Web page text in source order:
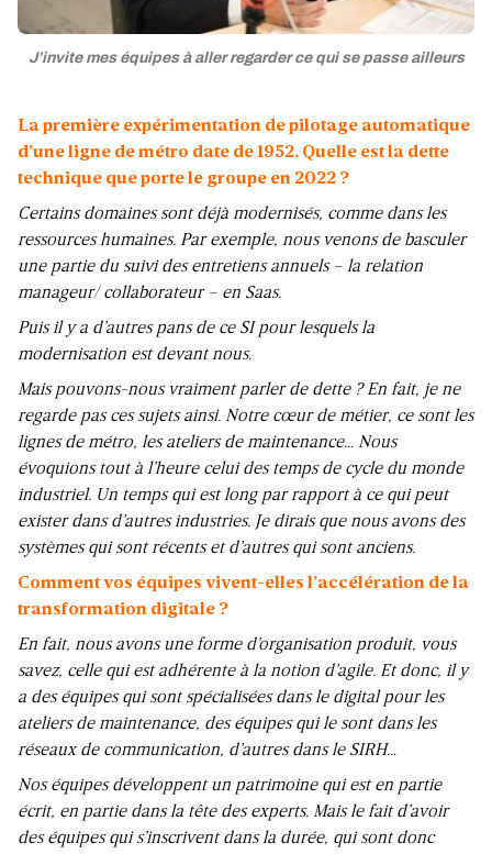
J’invite mes équipes à aller regarder ce qui se passe ailleurs
La première expérimentation de pilotage automatique
d’une ligne de métro date de 1952. Quelle est la dette
technique que porte le groupe en 2022 ?
Certains domaines sont déjà modernisés, comme dans les
ressources humaines. Par exemple, nous venons de basculer
une partie du suivi des entretiens annuels ‒ la relation
manageur/ collaborateur ‒ en Saas.
Puis il y a d’autres pans de ce SI pour lesquels la
modernisation est devant nous.
Mais pouvons-nous vraiment parler de dette ? En fait, je ne
regarde pas ces sujets ainsi. Notre cœur de métier, ce sont les
lignes de métro, les ateliers de maintenance… Nous
évoquions tout à l’heure celui des temps de cycle du monde
industriel. Un temps qui est long par rapport à ce qui peut
exister dans d’autres industries. Je dirais que nous avons des
systèmes qui sont récents et d’autres qui sont anciens.
Comment vos équipes vivent-elles l’accélération de la
transformation digitale ?
En fait, nous avons une forme d’organisation produit, vous
savez, celle qui est adhérente à la notion d’agile. Et donc, il y
a des équipes qui sont spécialisées dans le digital pour les
ateliers de maintenance, des équipes qui le sont dans les
réseaux de communication, d’autres dans le SIRH…
Nos équipes développent un patrimoine qui est en partie
écrit, en partie dans la tête des experts. Mais le fait d’avoir
des équipes qui s’inscrivent dans la durée, qui sont donc